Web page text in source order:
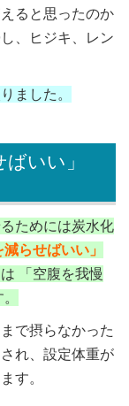
ると思ったのか
、ヒジキ、レン
ました。
いい」
ためには炭水化
らせばいい」
「空腹を我慢
で摂らなかった
れ、設定体重が
す。